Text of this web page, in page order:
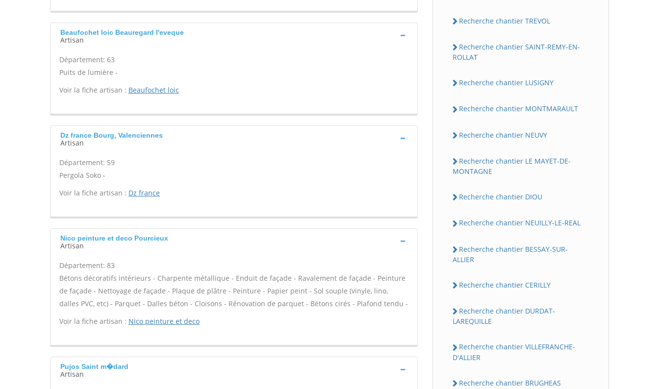
Beaufochet loic Beauregard l'eveque
Artisan
Département: 63
Puits de lumière -
Voir la fiche artisan : Beaufochet loic
Dz france Bourg, Valenciennes
Artisan
Département: 59
Pergola Soko -
Voir la fiche artisan : Dz france
Nico peinture et deco Pourcieux
Artisan
Département: 83
Bétons décoratifs intérieurs - Charpente métallique - Enduit de façade - Ravalement de façade - Peinture
de façade - Nettoyage de façade - Plaque de plâtre - Peinture - Papier peint - Sol souple (vinyle, lino,
dalles PVC, etc) - Parquet - Dalles béton - Cloisons - Rénovation de parquet - Bétons cirés - Plafond tendu -
Voir la fiche artisan : Nico peinture et deco
Pujos Saint m�dard
Artisan
Recherche chantier TREVOL
Recherche chantier SAINT-REMY-EN-
ROLLAT
Recherche chantier LUSIGNY
Recherche chantier MONTMARAULT
Recherche chantier NEUVY
Recherche chantier LE MAYET-DE-
MONTAGNE
Recherche chantier DIOU
Recherche chantier NEUILLY-LE-REAL
Recherche chantier BESSAY-SUR-
ALLIER
Recherche chantier CERILLY
Recherche chantier DURDAT-
LAREQUILLE
Recherche chantier VILLEFRANCHE-
D'ALLIER
Recherche chantier BRUGHEAS